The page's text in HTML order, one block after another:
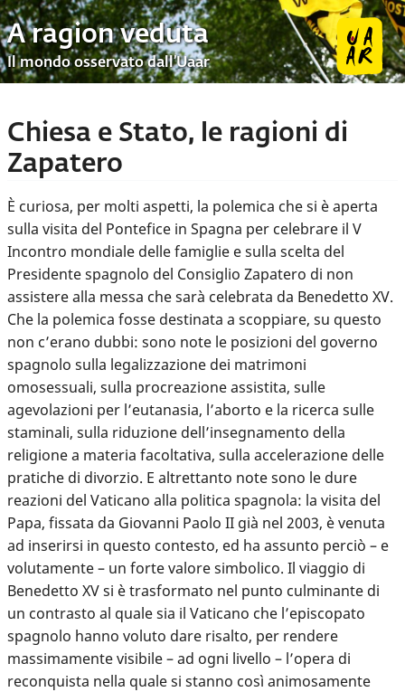
A ragion veduta
Il mondo osservato dall’Uaar
Chiesa e Stato, le ragioni di
Zapatero
È curiosa, per molti aspetti, la polemica che si è aperta
sulla visita del Pontefice in Spagna per celebrare il V
Incontro mondiale delle famiglie e sulla scelta del
Presidente spagnolo del Consiglio Zapatero di non
assistere alla messa che sarà celebrata da Benedetto XV.
Che la polemica fosse destinata a scoppiare, su questo
non c’erano dubbi: sono note le posizioni del governo
spagnolo sulla legalizzazione dei matrimoni
omosessuali, sulla procreazione assistita, sulle
agevolazioni per l’eutanasia, l’aborto e la ricerca sulle
staminali, sulla riduzione dell’insegnamento della
religione a materia facoltativa, sulla accelerazione delle
pratiche di divorzio. E altrettanto note sono le dure
reazioni del Vaticano alla politica spagnola: la visita del
Papa, fissata da Giovanni Paolo II già nel 2003, è venuta
ad inserirsi in questo contesto, ed ha assunto perciò – e
volutamente – un forte valore simbolico. Il viaggio di
Benedetto XV si è trasformato nel punto culminante di
un contrasto al quale sia il Vaticano che l’episcopato
spagnolo hanno voluto dare risalto, per rendere
massimamente visibile – ad ogni livello – l’opera di
reconquista nella quale si stanno così animosamente